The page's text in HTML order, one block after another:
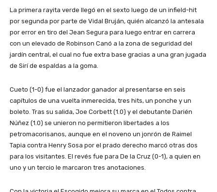
La primera rayita verde llegó en el sexto luego de un infield-hit
por segunda por parte de Vidal Bruján, quién alcanzó la antesala
por error en tiro del Jean Segura para luego entrar en carrera
con un elevado de Robinson Canó a la zona de seguridad del
jardín central, el cual no fue extra base gracias a una gran jugada
de Sirí de espaldas a la goma.
Cueto (1-0) fue el lanzador ganador al presentarse en seis
capítulos de una vuelta inmerecida, tres hits, un ponche y un
boleto. Tras su salida, Joe Corbett (1.0) y el debutante Darién
Núñez (1.0) se unieron no permitieron libertades a los
petromacorisanos, aunque en el noveno un jonrón de Raimel
Tapia contra Henry Sosa por el prado derecho marcó otras dos
para los visitantes. El revés fue para De la Cruz (0-1), a quien en
uno y un tercio le marcaron tres anotaciones.